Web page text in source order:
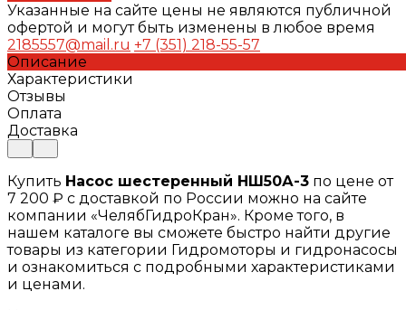
Указанные на сайте цены не являются публичной
офертой и могут быть изменены в любое время
2185557@mail.ru +7 (351) 218-55-57
Описание
Характеристики
Отзывы
Оплата
Доставка
Купить Насос шестеренный НШ50А-3 по цене от
7 200 ₽ с доставкой по России можно на сайте
компании «ЧелябГидроКран». Кроме того, в
нашем каталоге вы сможете быстро найти другие
товары из категории Гидромоторы и гидронасосы
и ознакомиться с подробными характеристиками
и ценами.